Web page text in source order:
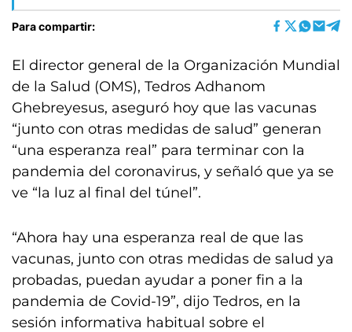
Para compartir:
El director general de la Organización Mundial
de la Salud (OMS), Tedros Adhanom
Ghebreyesus, aseguró hoy que las vacunas
“junto con otras medidas de salud” generan
“una esperanza real” para terminar con la
pandemia del coronavirus, y señaló que ya se
ve “la luz al final del túnel”.
“Ahora hay una esperanza real de que las
vacunas, junto con otras medidas de salud ya
probadas, puedan ayudar a poner fin a la
pandemia de Covid-19”, dijo Tedros, en la
sesión informativa habitual sobre el